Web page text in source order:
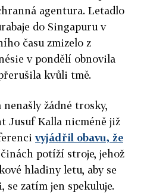
agentura. Letadlo
do Singapuru v
času zmizelo z
v pondělí obnovila
kvůli tmě.
žádné trosky,
Jusuf Kalla nicméně již
vyjádřil obavu, že
potíží stroje, jehož
hladiny letu, aby se
se zatím jen spekuluje.